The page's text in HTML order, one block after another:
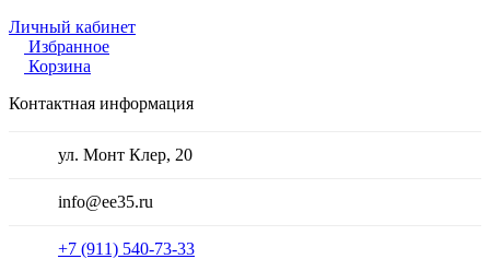
Личный кабинет
Избранное
Корзина
Контактная информация
ул. Монт Клер, 20
info@ee35.ru
+7 (911) 540-73-33